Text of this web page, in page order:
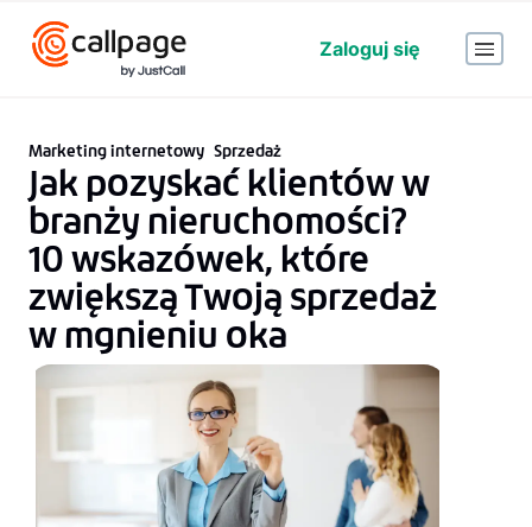
Zaloguj się
Marketing internetowy Sprzedaż
Jak pozyskać klientów w
branży nieruchomości?
10 wskazówek, które
zwiększą Twoją sprzedaż
w mgnieniu oka